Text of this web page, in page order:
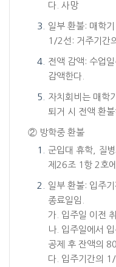
다. 사망
일부 환불: 매학
1/2선: 거주기간
전액 감액: 수업
감액한다.
자치회비는 매학
퇴거 시 전액 환
② 방학중 환불
군입대 휴학, 질
제26조 1항 2호
일부 환불: 입주
종료일임.
가. 입주일 이전
나. 입주일에서
공제 후 잔액의
다. 입주기간의